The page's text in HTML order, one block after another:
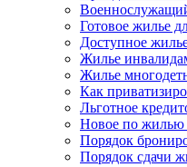
Готовое жилье
Доступное
Жилье
Жилье
Как
Льготное
Новое по
Порядок
Порядок сдачи